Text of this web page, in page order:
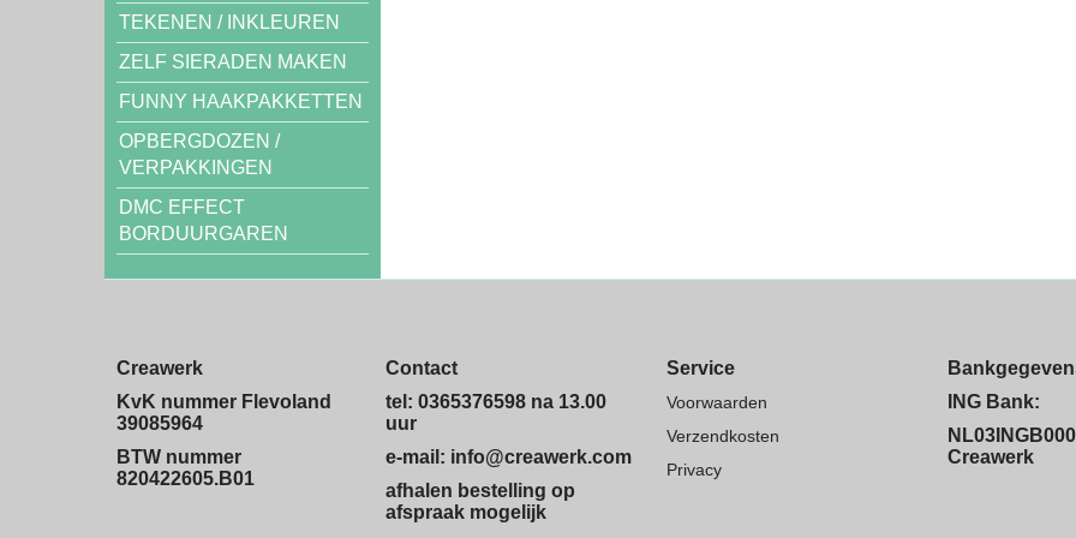
TEKENEN / INKLEUREN
ZELF SIERADEN MAKEN
FUNNY HAAKPAKKETTEN
OPBERGDOZEN /
VERPAKKINGEN
DMC EFFECT
BORDUURGAREN
Creawerk
KvK nummer Flevoland
39085964
BTW nummer
820422605.B01
Contact
tel: 0365376598 na 13.00
uur
e-mail: info@creawerk.com
afhalen bestelling op
afspraak mogelijk
Service
Voorwaarden
Verzendkosten
Privacy
ING Bank:
Creawerk